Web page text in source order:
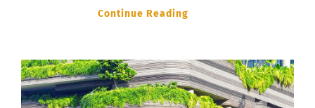
Continue Reading